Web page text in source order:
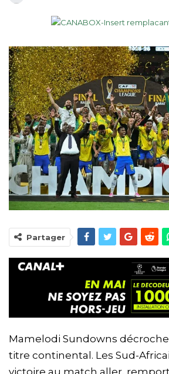
Partager
Mamelodi Sundowns
titre continental. Les Sud-